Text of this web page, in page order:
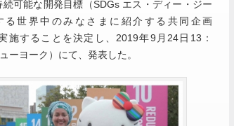
可能な開発目標（SDGs エス・ディー・ジー
世界中のみなさまに紹介する共同企画
施することを決定し、2019年9月24日13：
ーヨーク）にて、発表した。